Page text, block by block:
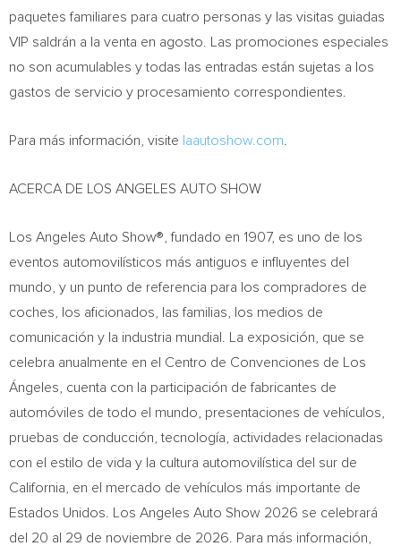
paquetes familiares para cuatro personas y las visitas guiadas
VIP saldrán a la venta en agosto. Las promociones especiales
no son acumulables y todas las entradas están sujetas a los
gastos de servicio y procesamiento correspondientes.
Para más información, visite laautoshow.com
ACERCA DE LOS ANGELES AUTO SHOW
Los Angeles Auto Show®, fundado en 1907, es uno de los
eventos automovilísticos más antiguos e influyentes del
mundo, y un punto de referencia para los compradores de
coches, los aficionados, las familias, los medios de
comunicación y la industria mundial. La exposición, que se
celebra anualmente en el Centro de Convenciones de Los
Ángeles, cuenta con la participación de fabricantes de
automóviles de todo el mundo, presentaciones de vehículos,
pruebas de conducción, tecnología, actividades relacionadas
con el estilo de vida y la cultura automovilística del sur de
California, en el mercado de vehículos más importante de
Estados Unidos. Los Angeles Auto Show 2026 se celebrará
del 20 al 29 de noviembre de 2026. Para más información,